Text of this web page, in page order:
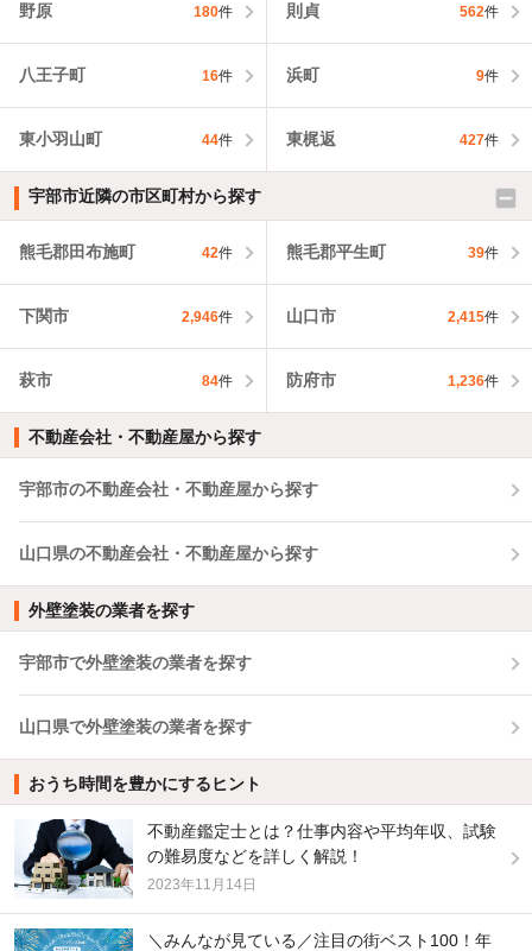
野原 180件 則貞 562件
八王子町 16件 浜町 9件
東小羽山町 44件 東梶返 427件
宇部市近隣の市区町村から探す
熊毛郡田布施町 42件 熊毛郡平生町 39件
下関市 2,946件 山口市 2,415件
萩市 84件 防府市 1,236件
不動産会社・不動産屋から探す
宇部市の不動産会社・不動産屋から探す
山口県の不動産会社・不動産屋から探す
外壁塗装の業者を探す
宇部市で外壁塗装の業者を探す
山口県で外壁塗装の業者を探す
おうち時間を豊かにするヒント
不動産鑑定士とは？仕事内容や平均年収、試験
の難易度などを詳しく解説！
2023年11月14日
＼みんなが見ている／注目の街ベスト100！年